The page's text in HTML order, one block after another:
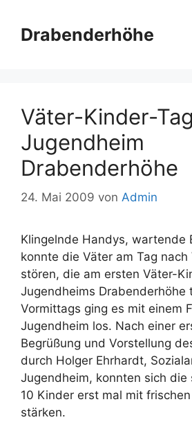
Inhalt
springen
Drabenderhöhe
Väter-Kinder-
Jugendheim
Drabenderhöhe
24. Mai 2009 von Admin
Klingelnde Handys, wartende
konnte die Väter am Tag
stören, die am ersten Väter-
Jugendheims Drabenderhöhe
Vormittags ging es mit einem
Jugendheim los. Nach einer
Begrüßung und Vorstellung
durch Holger Ehrhardt,
Jugendheim, konnten sich die
10 Kinder erst mal mit
stärken.